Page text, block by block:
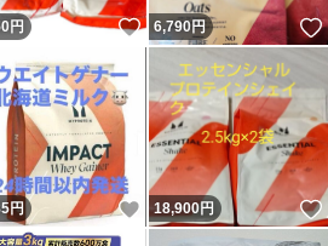
！
円 いいね！
6,790円
！
円 いいね！
18,900円